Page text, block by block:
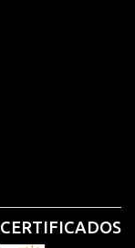
CERTIFICADOS